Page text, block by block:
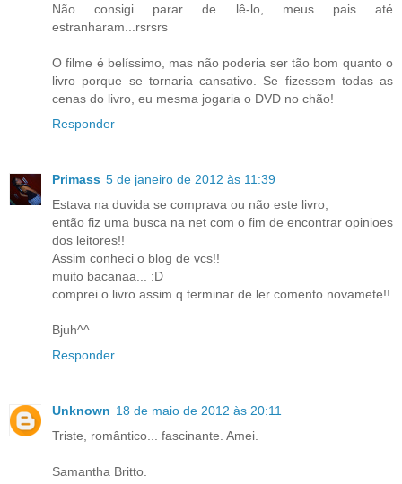
Não consigi parar de lê-lo, meus pais até
estranharam...rsrsrs
O filme é belíssimo, mas não poderia ser tão bom quanto o
livro porque se tornaria cansativo. Se fizessem todas as
cenas do livro, eu mesma jogaria o DVD no chão!
Responder
Primass 5 de janeiro de 2012 às 11:39
Estava na duvida se comprava ou não este livro,
então fiz uma busca na net com o fim de encontrar opinioes
dos leitores!!
Assim conheci o blog de vcs!!
muito bacanaa... :D
comprei o livro assim q terminar de ler comento novamete!!
Bjuh^^
Responder
Unknown 18 de maio de 2012 às 20:11
Triste, romântico... fascinante. Amei.
Samantha Britto.